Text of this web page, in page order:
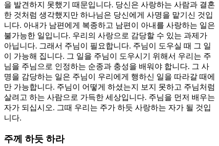
을 발견하지 못했기 때문입니다. 당신은 사랑하는 사람과 결혼
한 것처럼 생각했지만 하나님은 당신에게 사명을 맡기신 것입
니다. 아내가 남편에게 복종하고 남편이 아내를 사랑하는 일은
불가능한 일입니다. 우리의 사랑으로 감당할 수 있는 과제가
아닙니다. 그래서 주님이 필요합니다. 주님이 도우실 때 그 일
이 가능해 집니다. 그 일을 주님이 도우시기 위해서 우리는 주
님을 주님으로 인정하는 순종과 충성을 배워야 합니다. 그 사
명을 감당하는 일은 주님이 우리에게 행하신 일을 따라갈 때에
만 가능합니다. 주님이 어떻게 하셨는지 보지 못하고 주님처럼
살려고 하는 사람으로 가득한 세상입니다. 주님을 먼저 배우는
자가 되십시오. 그때 우리는 주가 하듯 사랑하는 자가 될 것입
니다.
주께 하듯 하라